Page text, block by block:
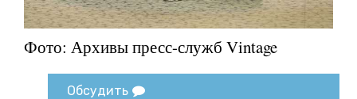
Фото: Архивы пресс-служб Vintage
Обсудить